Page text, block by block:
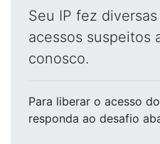
Seu IP fez
acessos suspeitos
conosco.
Para liberar o acesso
responda ao desafio